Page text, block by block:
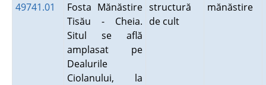
49741.01
Fosta Mănăstire
Tisău - Cheia.
Situl se află
amplasat pe
Dealurile
Ciolanului, la
structură
de cult
mănăstire